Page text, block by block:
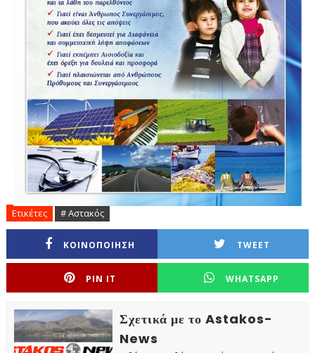
Ετικέτες # Αστακός
ΚΟΙΝΟΠΟΙΗΣΗ TWEET
PIN IT WHATSAPP
Σχετικά με το Astakos-
News